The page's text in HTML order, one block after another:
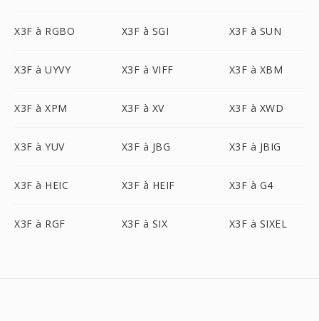
X3F à RGBO X3F à SGI X3F à SUN
X3F à UYVY X3F à VIFF X3F à XBM
X3F à XPM X3F à XV X3F à XWD
X3F à YUV X3F à JBG X3F à JBIG
X3F à HEIC X3F à HEIF X3F à G4
X3F à RGF X3F à SIX X3F à SIXEL